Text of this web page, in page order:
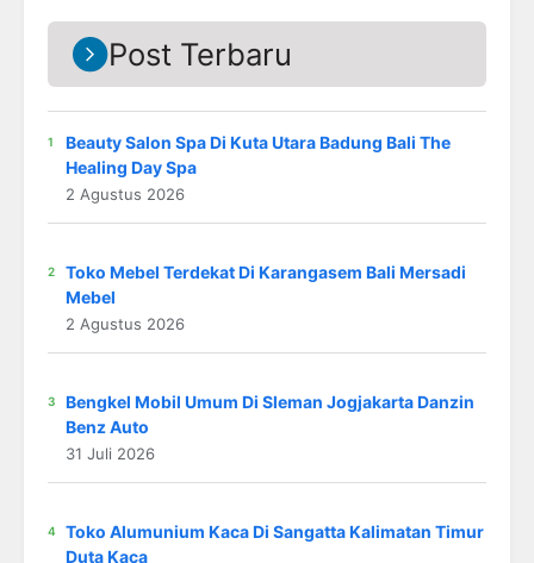
Post Terbaru
Beauty Salon Spa Di Kuta Utara Badung Bali The
Healing Day Spa
2 Agustus 2026
Toko Mebel Terdekat Di Karangasem Bali Mersadi
Mebel
2 Agustus 2026
Bengkel Mobil Umum Di Sleman Jogjakarta Danzin
Benz Auto
31 Juli 2026
Toko Alumunium Kaca Di Sangatta Kalimatan Timur
Duta Kaca